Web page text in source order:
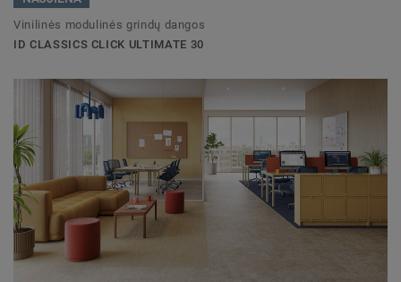
Vinilinės modulinės grindų dangos
ID CLASSICS CLICK ULTIMATE 30